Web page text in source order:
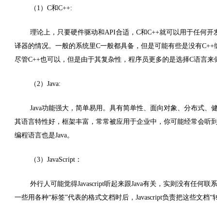
（1）C和C++:
理论上，只要硬件驱动和API合适，C和C++就可以用于任何
译器的情况。一般的系统里C一般都具备，但是可能有些是没有C++
尽管C++也可以，但是由于其复杂性，程序员更多的是选择C语言
（2）Java:
Java功能强大，简单易用。具有简单性、面向对象、分布式、
其语言特性好，框架丰富，常常被应用于企业中，你可能经常会听
编程语言也是Java。
（3）JavaScript：
外行人可能觉得Javascript听起来跟Java有关，实则没有任何联
一些用各种“标签”代表的格式文档时后，Javascript负责把这些文档